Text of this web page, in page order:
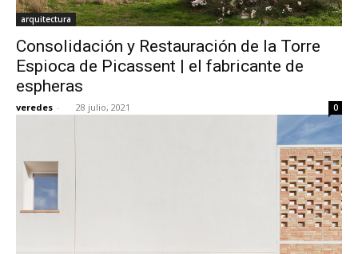
arquitectura
Consolidación y Restauración de la Torre
Espioca de Picassent | el fabricante de
espheras
veredes - 28 julio, 2021 0